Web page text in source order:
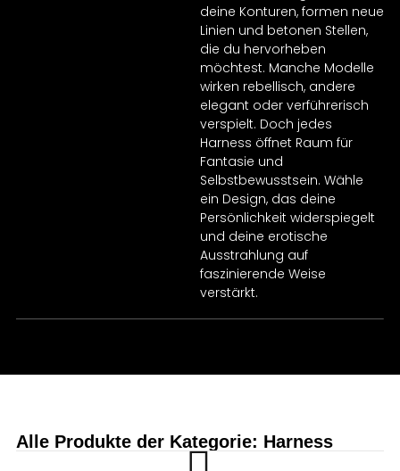
deine Konturen, formen neue
Linien und betonen Stellen,
die du hervorheben
möchtest. Manche Modelle
wirken rebellisch, andere
elegant oder verführerisch
verspielt. Doch jedes
Harness öffnet Raum für
Fantasie und
Selbstbewusstsein. Wähle
ein Design, das deine
Persönlichkeit widerspiegelt
und deine erotische
Ausstrahlung auf
faszinierende Weise
verstärkt.
Alle Produkte der Kategorie: Harness